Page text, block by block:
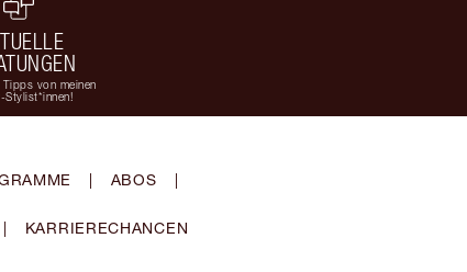
Tipps von meinen
Stylist*innen!
| ABOS |
| KARRIERECHANCEN